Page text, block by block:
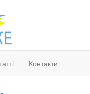
Контакти